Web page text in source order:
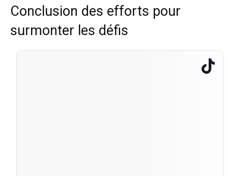
Conclusion des efforts pour
surmonter les défis